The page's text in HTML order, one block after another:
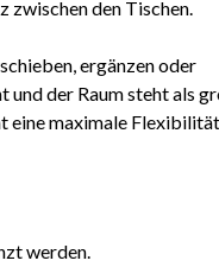
zwischen den Tischen.
ergänzen oder
und der Raum steht als
eine maximale
werden.